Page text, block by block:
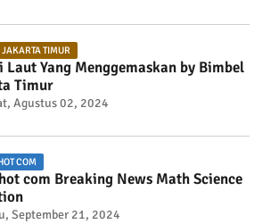
TIMUR
Laut Yang Menggemaskan by Bimbel
Timur
Agustus 02, 2024
COM
com Breaking News Math Science
September 21, 2024